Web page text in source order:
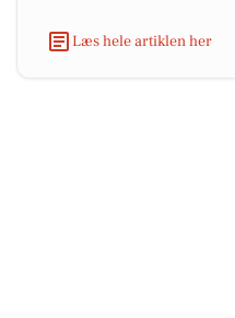
Læs hele artiklen her